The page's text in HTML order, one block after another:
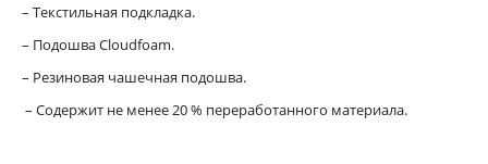
– Текстильная подкладка.
– Подошва Cloudfoam.
– Резиновая чашечная подошва.
– Содержит не менее 20 % переработанного материала.